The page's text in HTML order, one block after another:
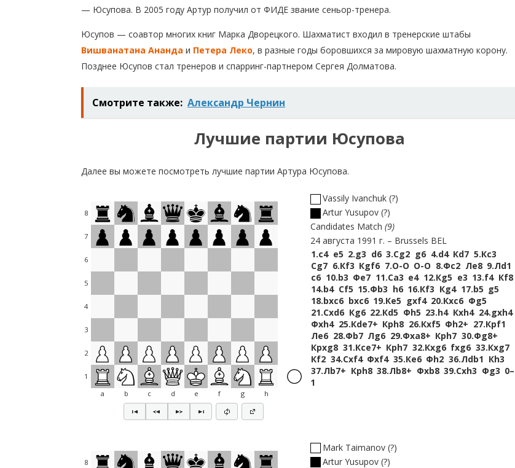
— Юсупова. В 2005 году Артур получил от ФИДЕ звание сеньор-тренера.
Юсупов — соавтор многих книг Марка Дворецкого. Шахматист входил в тренерские штабы
Вишванатана Ананда и Петера Леко, в разные годы боровшихся за мировую шахматную корону.
Позднее Юсупов стал тренеров и спарринг-партнером Сергея Долматова.
Смотрите также: Александр Чернин
Лучшие партии Юсупова
Далее вы можете посмотреть лучшие партии Артура Юсупова.
8
7
6
5
4
3
2
1
a
b c d e f g h
Vassily Ivanchuk ?
Artur Yusupov ?
Candidates Match 9
24 августа 1991 г.
Brussels BEL
1.c4 e5 2.g3 d6 3.Сg2 g6 4.d4 Кd7 5.Кc3
Сg7 6.Кf3 Кgf6 7.O-O O-O 8.Фc2 Лe8 9.Лd1
c6 10.b3 Фe7 11.Сa3 e4 12.Кg5 e3 13.f4 Кf8
14.b4 Сf5 15.Фb3 h6 16.Кf3 Кg4 17.b5 g5
18.bxc6 bxc6 19.Кe5 gxf4 20.Кxc6 Фg5
21.Сxd6 Кg6 22.Кd5 Фh5 23.h4 Кxh4 24.gxh4
Фxh4 25.Кde7+ Крh8 26.Кxf5 Фh2+ 27.Крf1
Лe6 28.Фb7 Лg6 29.Фxa8+ Крh7 30.Фg8+
Крxg8 31.Кce7+ Крh7 32.Кxg6 fxg6 33.Кxg7
Кf2 34.Сxf4 Фxf4 35.Кe6 Фh2 36.Лdb1 Кh3
37.Лb7+ Крh8 38.Лb8+ Фxb8 39.Сxh3 Фg3 0–
1
8
Mark Taimanov ?
Artur Yusupov ?